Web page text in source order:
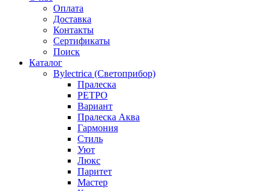
Оплата
Доставка
Контакты
Сертификаты
Поиск
Каталог
Bylectrica (Светоприбор)
Пралеска
РЕТРО
Вариант
Пралеска Аква
Гармония
Стиль
Уют
Люкс
Паритет
Мастер